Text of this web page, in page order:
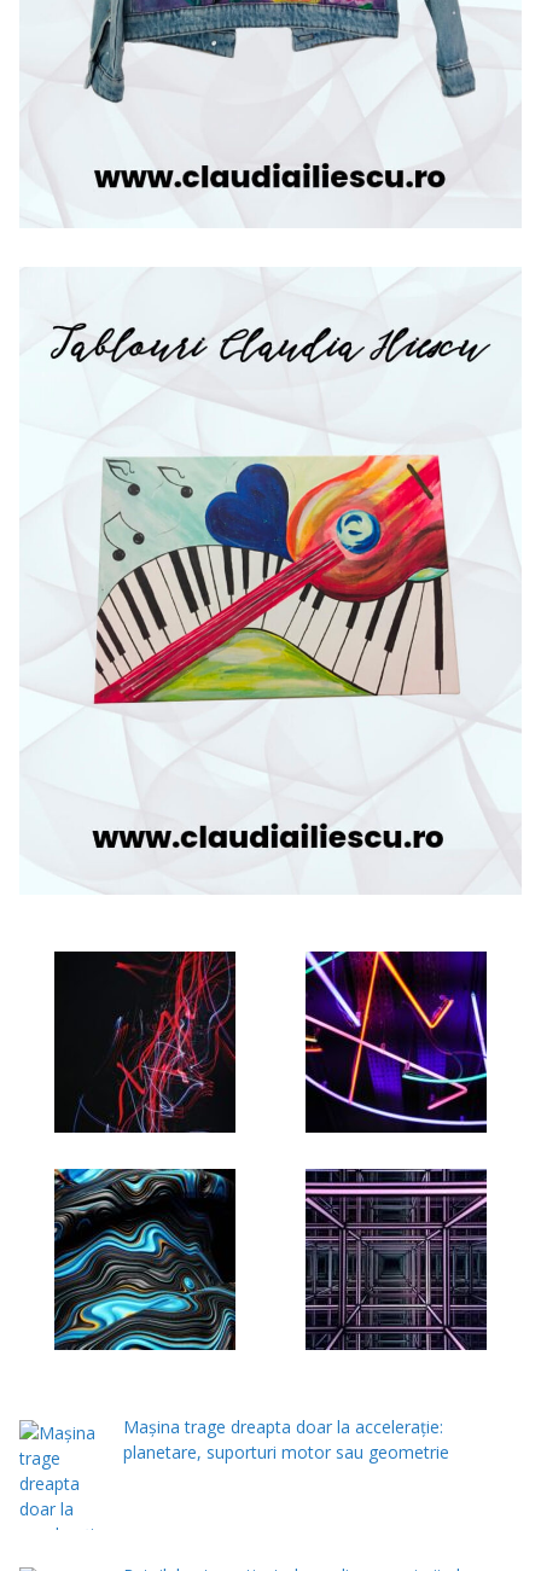
Mașina trage dreapta doar la accelerație:
planetare, suporturi motor sau geometrie